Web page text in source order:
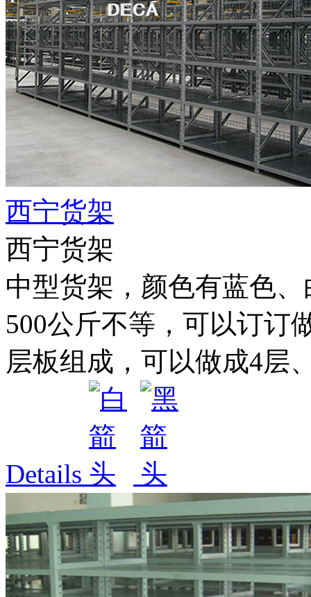
西宁货架
西宁货架
中型货架，颜色有蓝色
500公斤不等，可以订订
层板组成，可以做成4层
Details